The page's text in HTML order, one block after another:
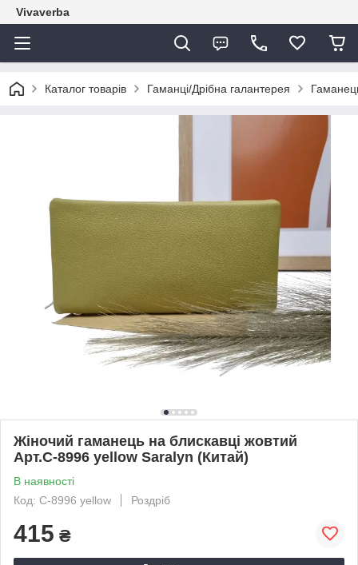
Vivaverba
Каталог товарів Гаманці/Дрібна галантерея
Жіночий гаманець на блискавці жовтий
Арт.C-8996 yellow Saralyn (Китай)
В наявності
Код: C-8996 yellow
Роздріб
415 ₴